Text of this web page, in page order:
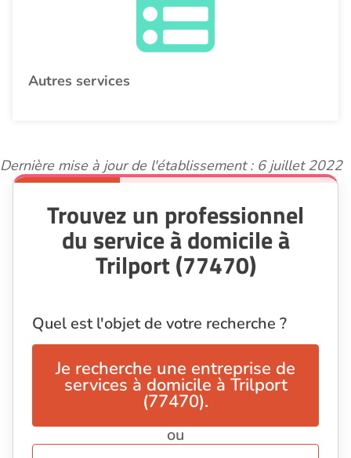
Autres services
Dernière mise à jour de l'établissement : 6 juillet 2022
Trouvez un professionnel
du service à domicile à
Trilport (77470)
Quel est l'objet de votre recherche ?
Je recherche une entreprise de
services à domicile à Trilport
(77470).
ou